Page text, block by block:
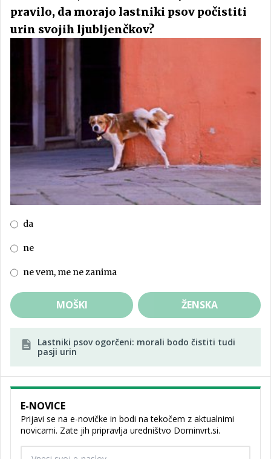
pravilo, da morajo lastniki psov počistiti
urin svojih ljubljenčkov?
da
ne
ne vem, me ne zanima
MOŠKI ŽENSKA
Lastniki psov ogorčeni: morali bodo čistiti tudi
pasji urin
E-NOVICE
Prijavi se na e-novičke in bodi na tekočem z aktualnimi
novicami. Zate jih pripravlja uredništvo Dominvrt.si.